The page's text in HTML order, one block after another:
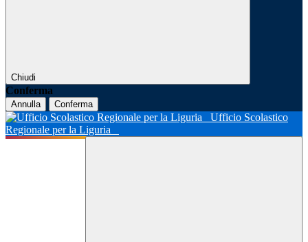
Chiudi
Conferma
Annulla Conferma
Ufficio Scolastico
Regionale per la Liguria